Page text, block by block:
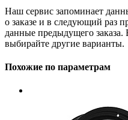
Наш сервис запоминает
о заказе и в следующий раз
данные предыдущего заказа.
выбирайте другие варианты.
Похожие по параметрам